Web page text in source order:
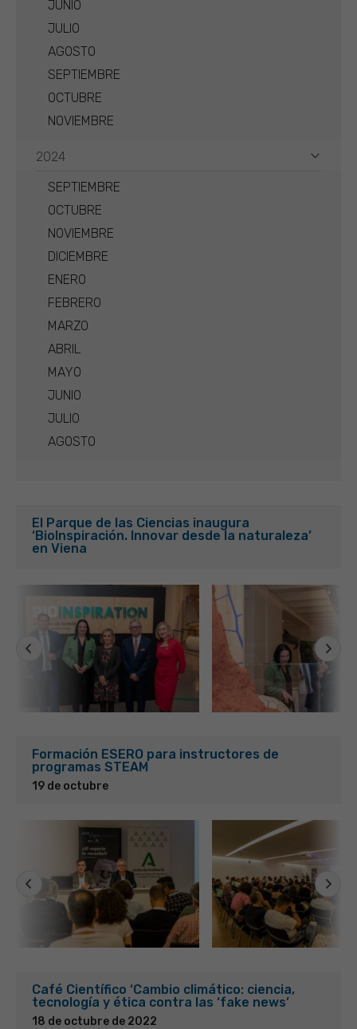
JUNIO
JULIO
AGOSTO
SEPTIEMBRE
OCTUBRE
NOVIEMBRE
2024
SEPTIEMBRE
OCTUBRE
NOVIEMBRE
DICIEMBRE
ENERO
FEBRERO
MARZO
ABRIL
MAYO
JUNIO
JULIO
AGOSTO
El Parque de las Ciencias inaugura
‘BioInspiración. Innovar desde la naturaleza’
en Viena
Formación ESERO para instructores de
programas STEAM
19 de octubre
Café Científico ‘Cambio climático: ciencia,
tecnología y ética contra las ‘fake news’
18 de octubre de 2022